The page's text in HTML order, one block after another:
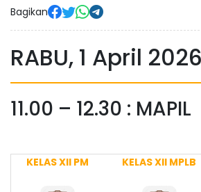
Bagikan
RABU, 1 April 2026
11.00 – 12.30 : MAPIL
KELAS XII PM KELAS XII MPLB